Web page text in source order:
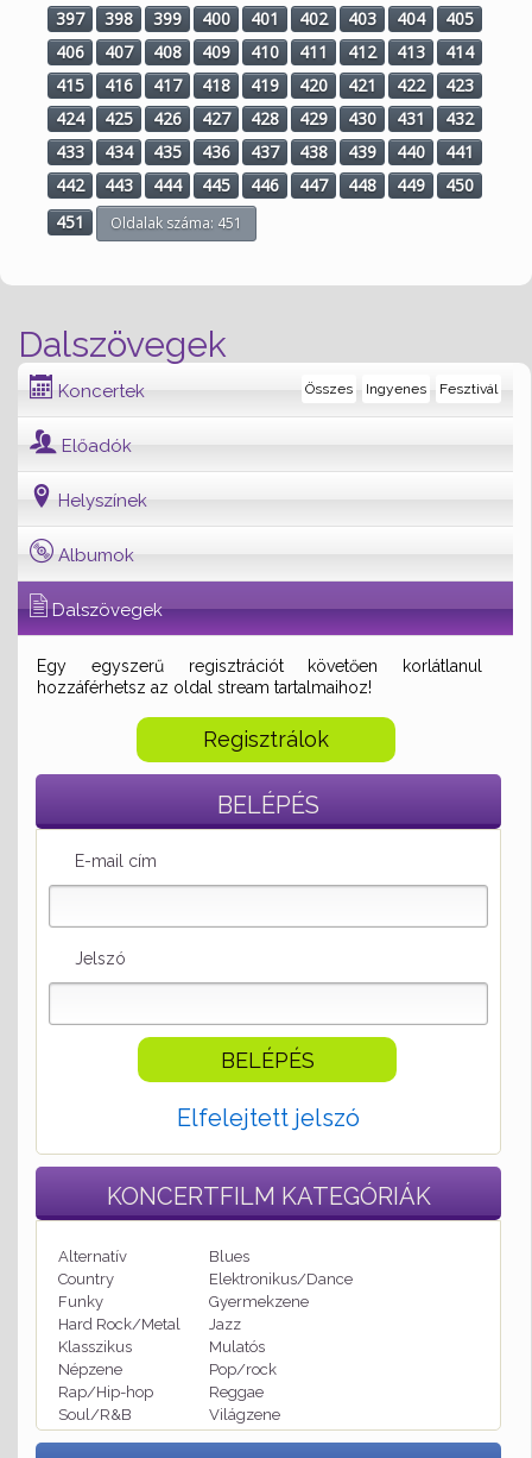
Dalszövegek
Koncertek Fesztivál
Ingyenes
Összes
Előadók
Helyszínek
Albumok
Dalszövegek
Egy egyszerű regisztrációt követően korlátlanul
hozzáférhetsz az oldal stream tartalmaihoz!
Regisztrálok
BELÉPÉS
E-mail cím
Jelszó
Elfelejtett jelszó
KONCERTFILM KATEGÓRIÁK
Alternatív
Blues
Country
Elektronikus/Dance
Funky
Gyermekzene
Hard Rock/Metal
Jazz
Klasszikus
Mulatós
Népzene
Pop/rock
Rap/Hip-hop
Reggae
Soul/R&B
Világzene
397
398 399 400 401 402 403 404
405
406
407 408 409 410 411 412 413
414
415
416 417 418 419 420 421 422
423
424
425 426 427 428 429 430 431
432
433
434 435 436 437 438 439 440
441
442
443 444 445 446 447 448 449
450
451
Oldalak száma: 451